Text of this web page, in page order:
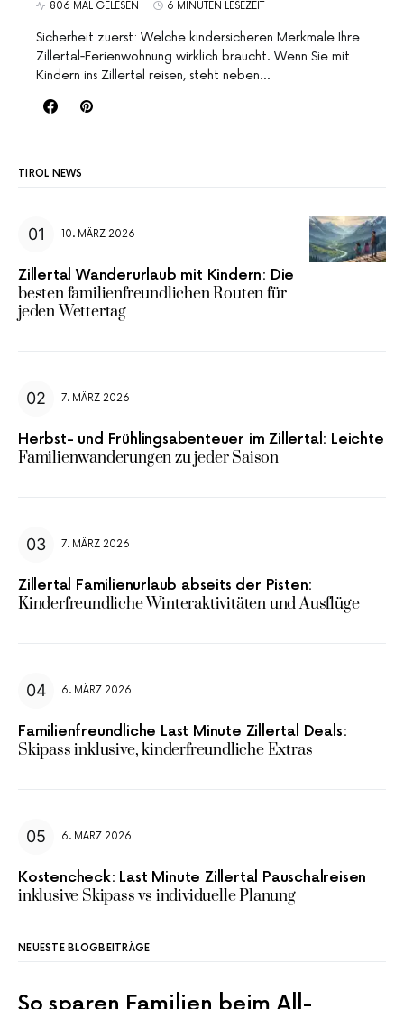
806 MAL GELESEN 6 MINUTEN LESEZEIT
Sicherheit zuerst: Welche kindersicheren Merkmale Ihre
Zillertal‑Ferienwohnung wirklich braucht. Wenn Sie mit
Kindern ins Zillertal reisen, steht neben…
TIROL NEWS
10. MÄRZ 2026
Zillertal Wanderurlaub mit Kindern: Die
besten familienfreundlichen Routen für
jeden Wettertag
7. MÄRZ 2026
Herbst- und Frühlingsabenteuer im Zillertal: Leichte
Familienwanderungen zu jeder Saison
7. MÄRZ 2026
Zillertal Familienurlaub abseits der Pisten:
Kinderfreundliche Winteraktivitäten und Ausflüge
6. MÄRZ 2026
Familienfreundliche Last Minute Zillertal Deals:
Skipass inklusive, kinderfreundliche Extras
6. MÄRZ 2026
Kostencheck: Last Minute Zillertal Pauschalreisen
inklusive Skipass vs individuelle Planung
NEUESTE BLOGBEITRÄGE